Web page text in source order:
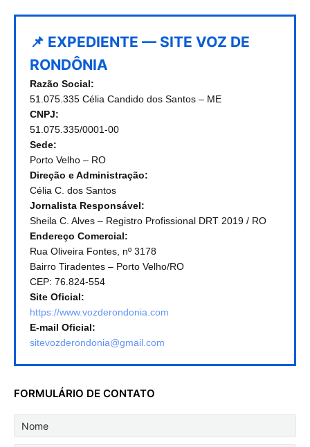
📌 EXPEDIENTE — SITE VOZ DE
RONDÔNIA
Razão Social:
51.075.335 Célia Candido dos Santos – ME
CNPJ:
51.075.335/0001-00
Sede:
Porto Velho – RO
Direção e Administração:
Célia C. dos Santos
Jornalista Responsável:
Sheila C. Alves – Registro Profissional DRT 2019 / RO
Endereço Comercial:
Rua Oliveira Fontes, nº 3178
Bairro Tiradentes – Porto Velho/RO
CEP: 76.824-554
Site Oficial:
https://www.vozderondonia.com
E-mail Oficial:
sitevozderondonia@gmail.com
FORMULÁRIO DE CONTATO